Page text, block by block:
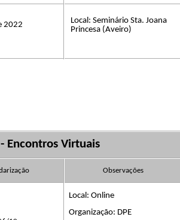
2022
Local: Seminário Sta. Joana
Princesa​​ (Aveiro)
Encontros Virtuais
Observações
Local: Online
Organização: DPE